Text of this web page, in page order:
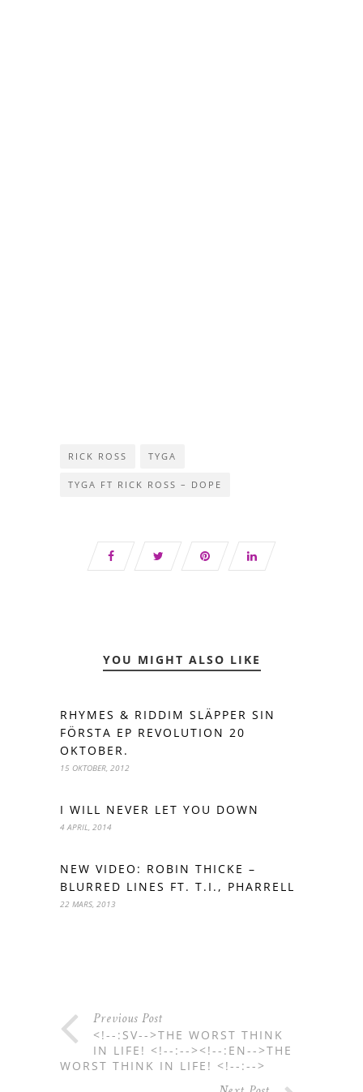
RICK ROSS TYGA
TYGA FT RICK ROSS – DOPE
YOU MIGHT ALSO LIKE
RHYMES & RIDDIM SLÄPPER SIN
FÖRSTA EP REVOLUTION 20
OKTOBER.
15 OKTOBER, 2012
I WILL NEVER LET YOU DOWN
4 APRIL, 2014
NEW VIDEO: ROBIN THICKE –
BLURRED LINES FT. T.I., PHARRELL
22 MARS, 2013
Previous Post
<!--:SV-->THE WORST THINK
IN LIFE! <!--:--><!--:EN-->THE
WORST THINK IN LIFE! <!--:-->